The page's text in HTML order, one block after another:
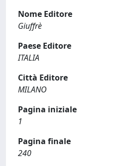
Nome Editore
Giuffrè
Paese Editore
ITALIA
Città Editore
MILANO
Pagina iniziale
1
Pagina finale
240